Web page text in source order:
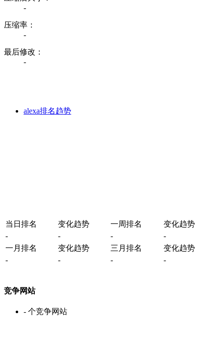
-
压缩率：
-
最后修改：
-
alexa排名趋势
当日排名 变化趋势 一周排名
变化趋势
-
- -
-
一月排名
变化趋势 三月排名
变化趋势
-
- - -
竞争网站
- 个竞争网站